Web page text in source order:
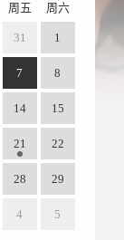
周五 周六
31 1
7 8
14 15
21 22
28 29
4 5